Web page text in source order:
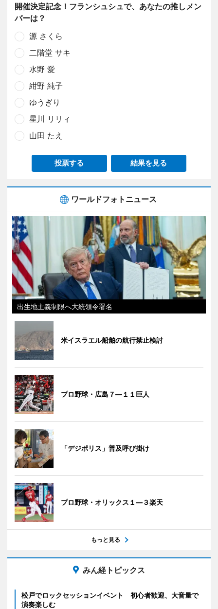
開催決定記念！フランシュシュで、あなたの推しメン
バーは？
源 さくら
二階堂 サキ
水野 愛
紺野 純子
ゆうぎり
星川 リリィ
山田 たえ
投票する 結果を見る
ワールドフォトニュース
出生地主義制限へ大統領令署名
米イスラエル船舶の航行禁止検討
プロ野球・広島７―１１巨人
「デジポリス」普及呼び掛け
プロ野球・オリックス１―３楽天
もっと見る
みん経トピックス
松戸でロックセッションイベント 初心者歓迎、大音量で
演奏楽しむ